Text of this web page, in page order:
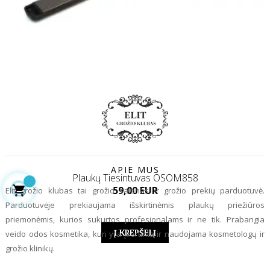
Plaukų Tiesintuvas OSOM858
Kaina
59,00 EUR
Į KREPŠELĮ
APIE MUS
Elit grožio klubas tai grožio salonas ir grožio prekių parduotuvė.
Parduotuvėje prekiaujama išskirtinėmis plaukų priežiūros
priemonėmis, kurios sukurtos profesionalams ir ne tik. Prabangia
veido odos kosmetika, kuri yra įvertinta ir naudojama kosmetologų ir
grožio klinikų.
